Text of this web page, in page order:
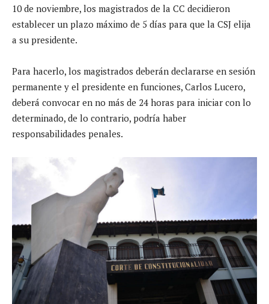
10 de noviembre, los magistrados de la CC decidieron
establecer un plazo máximo de 5 días para que la CSJ elija
a su presidente.
Para hacerlo, los magistrados deberán declararse en sesión
permanente y el presidente en funciones, Carlos Lucero,
deberá convocar en no más de 24 horas para iniciar con lo
determinado, de lo contrario, podría haber
responsabilidades penales.